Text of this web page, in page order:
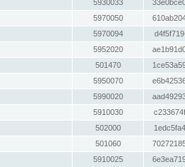
5930033
5970050
5970094
5952020
501470
5950070
5990020
5910030
502000
501060
5910025